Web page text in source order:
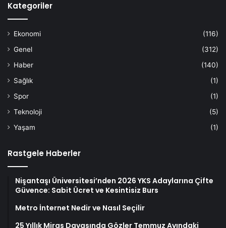
Kategoriler
Ekonomi
(116)
Genel
(312)
Haber
(140)
Sağlık
(1)
Spor
(1)
Teknoloji
(5)
Yaşam
(1)
Rastgele Haberler
Nişantaşı Üniversitesi’nden 2026 YKS Adaylarına Çifte
Güvence: Sabit Ücret ve Kesintisiz Burs
Metro İnternet Nedir ve Nasıl Seçilir
25 Yıllık Miras Davasında Gözler Temmuz Ayındaki